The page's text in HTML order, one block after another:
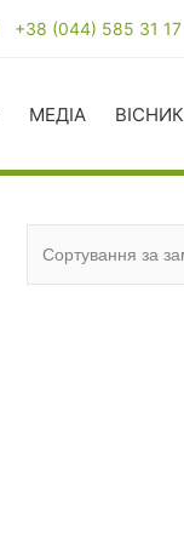
+38 (044) 585 31 17
МЕДІА ВІСНИК